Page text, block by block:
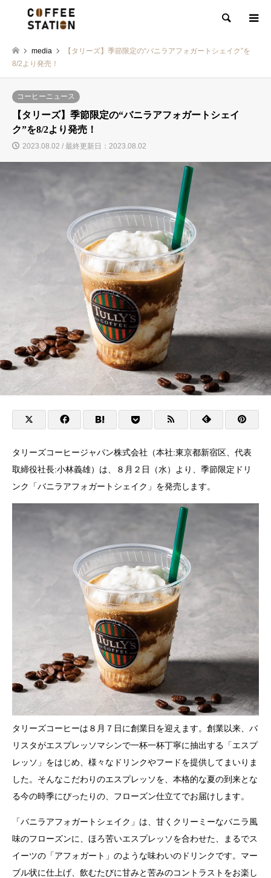
検索
media
【タリーズ】季節限定の“バニラアフォガートシェイク”を
8/2より発売！
コーヒーニュース
【タリーズ】季節限定の“バニラアフォガートシェイ
ク”を8/2より発売！
2023.08.02 / 最終更新日：2023.08.02
タリーズコーヒージャパン株式会社（本社:東京都新宿区、代表
取締役社長:小林義雄）は、８月２日（水）より、季節限定ドリ
ンク「バニラアフォガートシェイク」を発売します。
タリーズコーヒーは８月７日に創業日を迎えます。創業以来、バ
リスタがエスプレッソマシンで⼀杯⼀杯丁寧に抽出する「エスプ
レッソ」をはじめ、様々なドリンクやフードを提供してまいりま
した。そんなこだわりのエスプレッソを、本格的な夏の到来とな
る今の時季にぴったりの、フローズン仕立てでお届けします。
「バニラアフォガートシェイク」は、甘くクリーミーなバニラ風
味のフローズンに、ほろ苦いエスプレッソを合わせた、まるでス
イーツの「アフォガート」のような味わいのドリンクです。マー
ブル状に仕上げ、飲むたびに甘みと苦みのコントラストをお楽し